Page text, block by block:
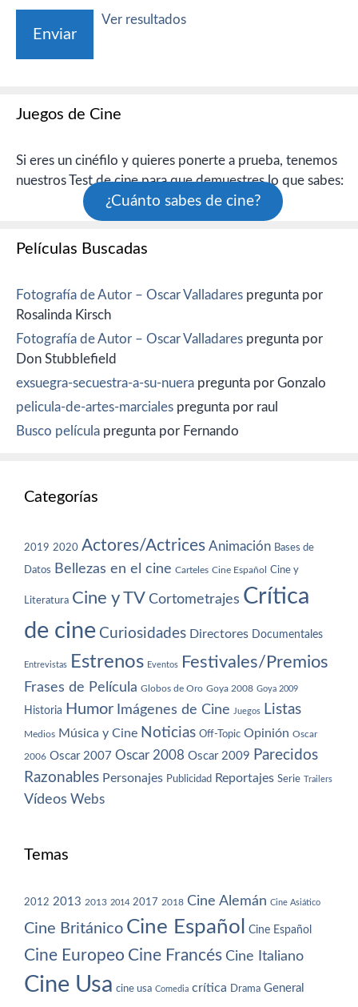
Ver resultados
Juegos de Cine
Si eres un cinéfilo y quieres ponerte a prueba, tenemos
nuestros Test de cine para que demuestres lo que sabes:
¿Cuánto sabes de cine?
Películas Buscadas
Fotografía de Autor – Oscar Valladares pregunta por
Rosalinda Kirsch
Fotografía de Autor – Oscar Valladares pregunta por
Don Stubblefield
exsuegra-secuestra-a-su-nuera pregunta por Gonzalo
pelicula-de-artes-marciales pregunta por raul
Busco película pregunta por Fernando
Categorías
2019 2020 Actores/Actrices Animación Bases de
Datos Bellezas en el cine Carteles Cine Español Cine y
Literatura Cine y TV Cortometrajes Crítica
de cine Curiosidades Directores Documentales
Entrevistas Estrenos Eventos Festivales/Premios
Frases de Película Globos de Oro Goya 2008 Goya 2009
Historia Humor Imágenes de Cine Juegos Listas
Medios Música y Cine Noticias Off-Topic Opinión Oscar
2006 Oscar 2007 Oscar 2008 Oscar 2009 Parecidos
Razonables Personajes Publicidad Reportajes Serie Trailers
Vídeos Webs
Temas
2012 2013 2013 2014 2017 2018 Cine Alemán Cine Asiático
Cine Británico Cine Español Cine Español
Cine Europeo Cine Francés Cine Italiano
Cine Usa cine usa Comedia crítica Drama General